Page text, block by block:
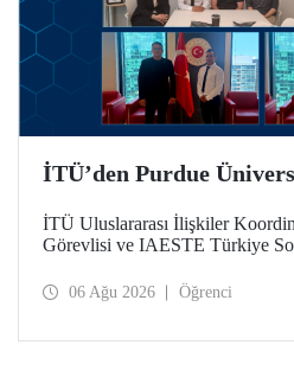
İTÜ’den Purdue
İTÜ Uluslararası İlişkiler
Görevlisi ve IAESTE Türkiye
Temmuz tarihlerinde ABD’de
06 Ağu 2026 Öğrenci